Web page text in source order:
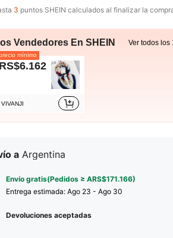
3 puntos SHEIN calculados al finalizar la
Vendedores En SHEIN
mínimo
VIVANJI
a Argentina
Envío gratis(Pedidos ≥ ARS$171.166)
Entrega estimada: Ago 23 - Ago 30
Devoluciones aceptadas